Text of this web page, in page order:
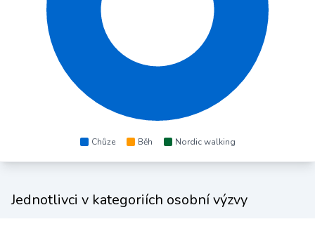
Chůze Běh Nordic walking
Jednotlivci v kategoriích osobní výzvy